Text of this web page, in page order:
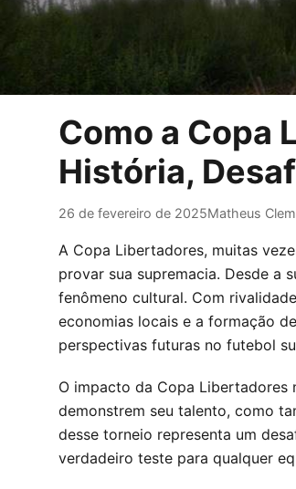
Como a Copa
História,
26 de fevereiro de 2025Matheus
A Copa Libertadores, muitas
provar sua supremacia. Desde a
fenômeno cultural. Com
economias locais e a formação
perspectivas futuras no futebol
O impacto da Copa
demonstrem seu talento, como
desse torneio representa um
verdadeiro teste para qualquer